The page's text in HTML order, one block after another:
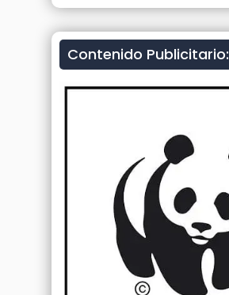
Contenido Publicitario: